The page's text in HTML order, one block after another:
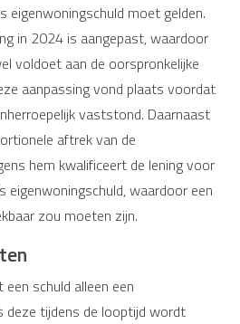
eigenwoningschuld moet gelden.
in 2024 is aangepast, waardoor
voldoet aan de oorspronkelijke
aanpassing vond plaats voordat
vaststond. Daarnaast
aftrek van de
hem kwalificeert de lening voor
eigenwoningschuld, waardoor een
zou moeten zijn.
schuld alleen een
deze tijdens de looptijd wordt